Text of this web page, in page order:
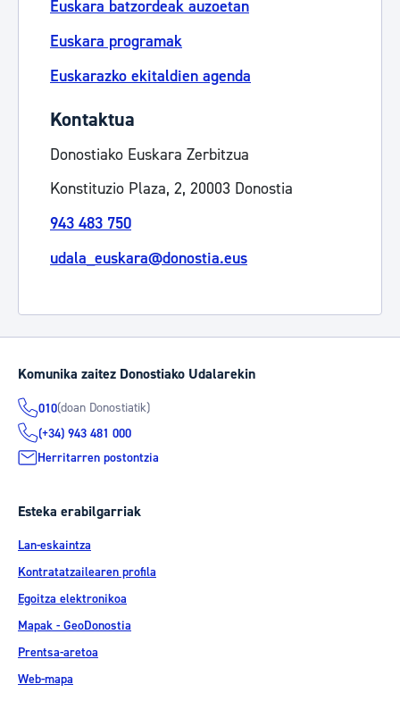
Euskara batzordeak auzoetan
Euskara programak
Euskarazko ekitaldien agenda
Kontaktua
Donostiako Euskara Zerbitzua
Konstituzio Plaza, 2, 20003 Donostia
943 483 750
udala_euskara@donostia.eus
Komunika zaitez Donostiako Udalarekin
010(doan Donostiatik)
(+34) 943 481 000
Herritarren postontzia
Esteka erabilgarriak
Lan-eskaintza
Kontratatzailearen profila
Egoitza elektronikoa
Mapak - GeoDonostia
Prentsa-aretoa
Web-mapa